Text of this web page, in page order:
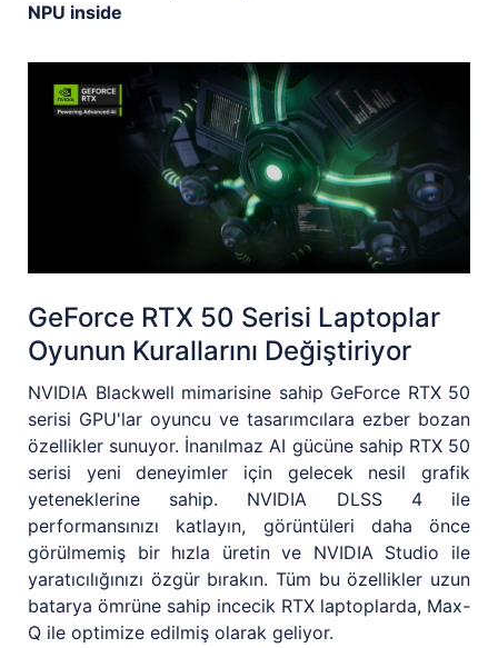
NPU inside
GeForce RTX 50 Serisi Laptoplar
Oyunun Kurallarını Değiştiriyor
NVIDIA Blackwell mimarisine sahip GeForce RTX 50
serisi GPU'lar oyuncu ve tasarımcılara ezber bozan
özellikler sunuyor. İnanılmaz AI gücüne sahip RTX 50
serisi yeni deneyimler için gelecek nesil grafik
yeteneklerine sahip. NVIDIA DLSS 4 ile
performansınızı katlayın, görüntüleri daha önce
görülmemiş bir hızla üretin ve NVIDIA Studio ile
yaratıcılığınızı özgür bırakın. Tüm bu özellikler uzun
batarya ömrüne sahip incecik RTX laptoplarda, Max-
Q ile optimize edilmiş olarak geliyor.